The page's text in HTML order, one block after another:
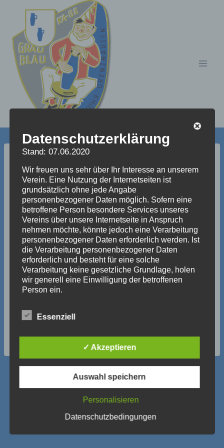
springen
bilder_aus_dem_jahre_2
004_233_20100715_16
93482966
Datenschutzerklärung
Stand: 07.06.2020
Wir freuen uns sehr über Ihr Interesse an unserem
Verein. Eine Nutzung der Internetseiten ist
grundsätzlich ohne jede Angabe
personenbezogener Daten möglich. Sofern eine
betroffene Person besondere Services unseres
Vereins über unsere Internetseite in Anspruch
nehmen möchte, könnte jedoch eine Verarbeitung
personenbezogener Daten erforderlich werden. Ist
die Verarbeitung personenbezogener Daten
erforderlich und besteht für eine solche
Verarbeitung keine gesetzliche Grundlage, holen
wir generell eine Einwilligung der betroffenen
Person ein.
beispielsweise des Namens, der Anschrift, E-Mail-
Person, erfolgt stets im Einklang mit der
Datenschutz-Grundverordnung und in
Übereinstimmung mit den für uns geltenden
landesspezifischen Datenschutzbestimmungen.
Mittels dieser Datenschutzerklärung möchte unser
Verein die Öffentlichkeit über Art, Umfang und
Zweck der von uns erhobenen, genutzten und
informieren. Ferner werden betroffene Personen
Essenziell
✓ Akzeptieren
Auswahl speichern
Personalisieren
Datenschutzbedingungen